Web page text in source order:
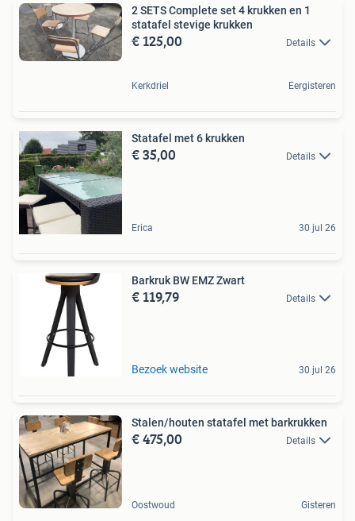
2 SETS Complete set 4 krukken en 1
statafel stevige krukken
€ 125,00 Details
Kerkdriel Eergisteren
Statafel met 6 krukken
€ 35,00 Details
Erica 30 jul 26
Barkruk BW EMZ Zwart
€ 119,79 Details
Bezoek website 30 jul 26
Stalen/houten statafel met barkrukken
€ 475,00 Details
Oostwoud Gisteren